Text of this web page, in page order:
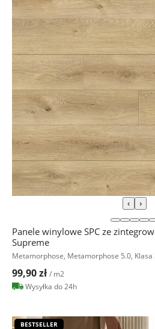
‹ ›
Panele winylowe SPC ze
Supreme
Metamorphose, Metamorphose 5.0, Klasa
99,90 zł / m2
Wysyłka do 24h
BESTSELLER